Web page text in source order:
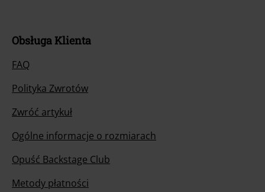
Obsługa Klienta
FAQ
Polityka Zwrotów
Zwróć artykuł
Ogólne informacje o rozmiarach
Opuść Backstage Club
Metody płatności